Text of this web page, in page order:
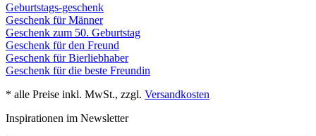
Geburtstags-geschenk
Geschenk für Männer
Geschenk zum 50. Geburtstag
Geschenk für den Freund
Geschenk für Bierliebhaber
Geschenk für die beste Freundin
* alle Preise inkl. MwSt., zzgl. Versandkosten
Inspirationen im Newsletter